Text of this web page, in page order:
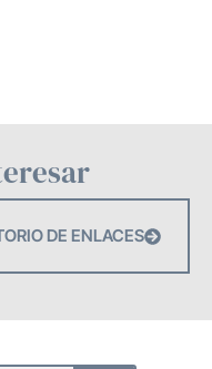
DE ENLACES